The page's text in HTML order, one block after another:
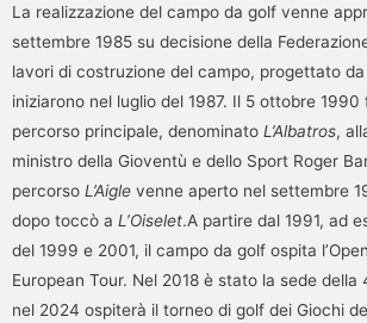
La realizzazione del campo da golf venne
settembre 1985 su decisione della
lavori di costruzione del campo, progettato
iniziarono nel luglio del 1987. Il 5 ottobre
percorso principale, denominato L’Albatros,
ministro della Gioventù e dello Sport Roger
percorso L’Aigle venne aperto nel settembre
dopo toccò a L’Oiselet.A partire dal 1991, ad
del 1999 e 2001, il campo da golf ospita
European Tour. Nel 2018 è stato la sede della
nel 2024 ospiterà il torneo di golf dei Giochi